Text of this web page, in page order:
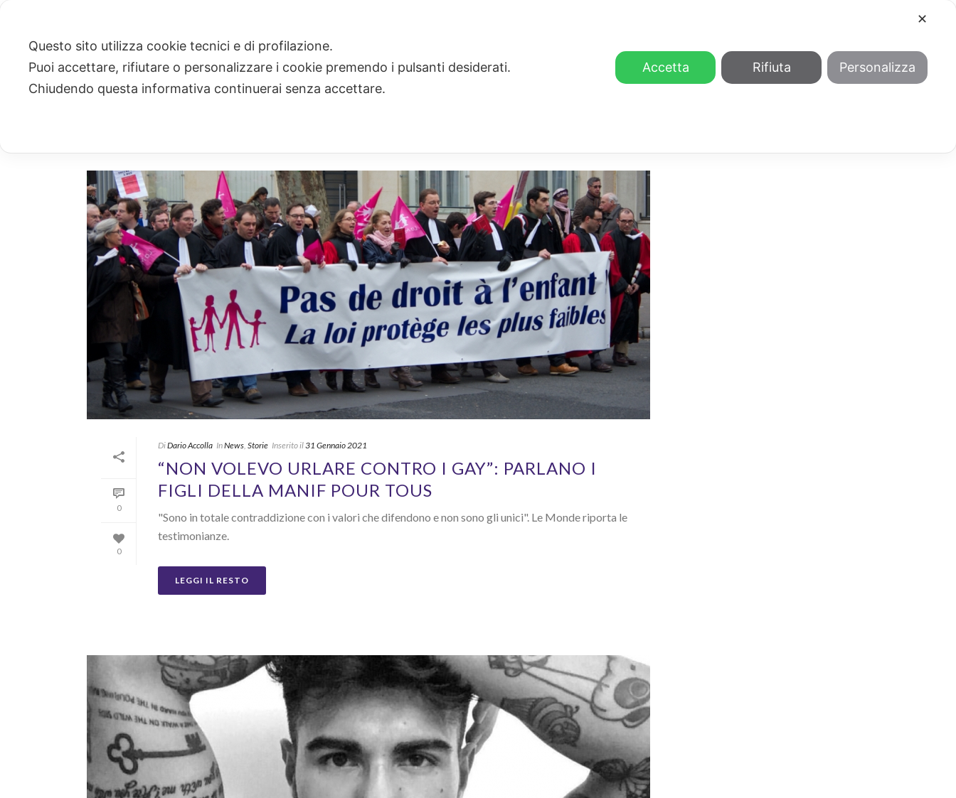
ARCHIVIO
0
0
DiDario Accolla InNews, Storie Inserito il31 Gennaio 2021
“NON VOLEVO URLARE CONTRO I GAY”: PARLANO I
FIGLI DELLA MANIF POUR TOUS
"Sono in totale contraddizione con i valori che difendono e non sono gli unici". Le Monde riporta le
testimonianze.
LEGGI IL RESTO
✕
Questo sito utilizza cookie tecnici e di profilazione.
Puoi accettare, rifiutare o personalizzare i cookie premendo i pulsanti desiderati.
Chiudendo questa informativa continuerai senza accettare.
Accetta Rifiuta Personalizza